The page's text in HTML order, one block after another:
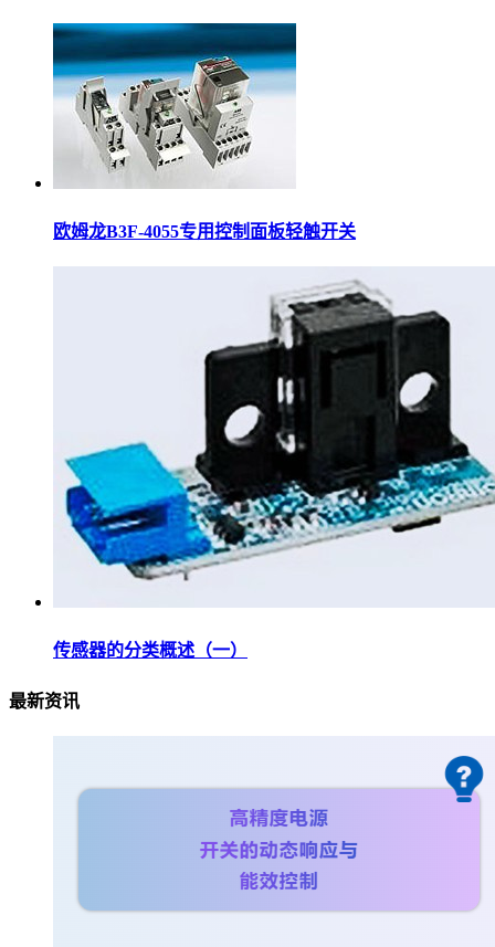
欧姆龙B3F-4055专用控制面板轻触开关
传感器的分类概述（一）
最新资讯